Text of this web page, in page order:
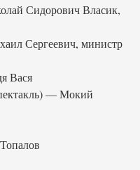
Сидорович Власик,
Сергеевич, министр
Вася
— Мокий